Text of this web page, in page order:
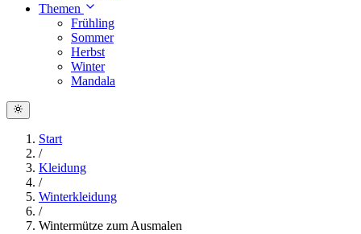
Themen
Frühling
Sommer
Herbst
Winter
Mandala
Start
/
Kleidung
/
Winterkleidung
/
Wintermütze zum Ausmalen